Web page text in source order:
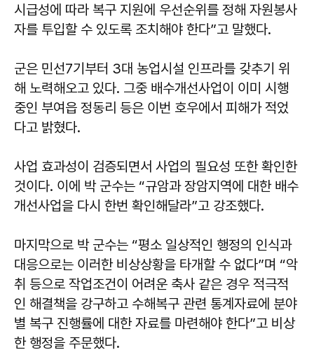
시급성에 따라 복구 지원에 우선순위를 정해 자원봉사
자를 투입할 수 있도록 조치해야 한다”고 말했다.
군은 민선7기부터 3대 농업시설 인프라를 갖추기 위
해 노력해오고 있다. 그중 배수개선사업이 이미 시행
중인 부여읍 정동리 등은 이번 호우에서 피해가 적었
다고 밝혔다.
사업 효과성이 검증되면서 사업의 필요성 또한 확인한
것이다. 이에 박 군수는 “규암과 장암지역에 대한 배수
개선사업을 다시 한번 확인해달라”고 강조했다.
마지막으로 박 군수는 “평소 일상적인 행정의 인식과
대응으로는 이러한 비상상황을 타개할 수 없다”며 “악
취 등으로 작업조건이 어려운 축사 같은 경우 적극적
인 해결책을 강구하고 수해복구 관련 통계자료에 분야
별 복구 진행률에 대한 자료를 마련해야 한다”고 비상
한 행정을 주문했다.